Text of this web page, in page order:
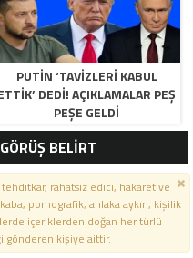
PUTIN ‘TAVIZLERI KABUL
DEDI! AÇIKLAMALAR PEŞ
PEŞE GELDI
BELİRT
rahatsız edici, hakaret ve
pornografik, ahlaka aykırı, kişilik
içeriklerden doğan her türlü
gönderen kişiye aittir.